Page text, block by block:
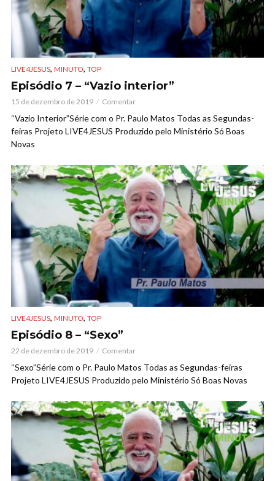
LIVE4JESUS, MINUTO, TOP
Episódio 7 – “Vazio interior”
15 de dezembro de 2019 Comentar
“Vazio Interior”Série com o Pr. Paulo Matos Todas as Segundas-
feiras Projeto LIVE4JESUS Produzido pelo Ministério Só Boas
Novas
LIVE4JESUS, MINUTO, TOP
Episódio 8 – “Sexo”
22 de dezembro de 2019 Comentar
“Sexo”Série com o Pr. Paulo Matos Todas as Segundas-feiras
Projeto LIVE4JESUS Produzido pelo Ministério Só Boas Novas